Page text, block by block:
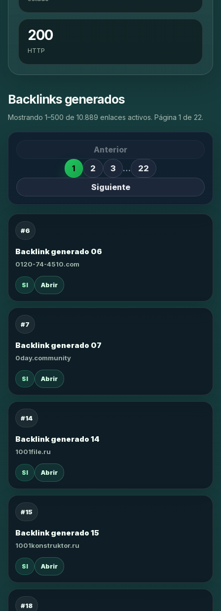
200
HTTP
Backlinks generados
Mostrando 1–500 de 10.889 enlaces activos. Página 1 de 22.
Anterior
1
2 3 …
22
Siguiente
#6
Backlink generado 06
0120-74-4510.com
SI Abrir
#7
Backlink generado 07
0day.community
SI Abrir
#14
Backlink generado 14
1001file.ru
SI Abrir
#15
Backlink generado 15
1001konstruktor.ru
SI Abrir
#18